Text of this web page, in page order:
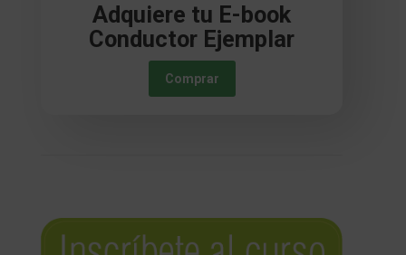
Adquiere tu E-book
Conductor Ejemplar
Comprar